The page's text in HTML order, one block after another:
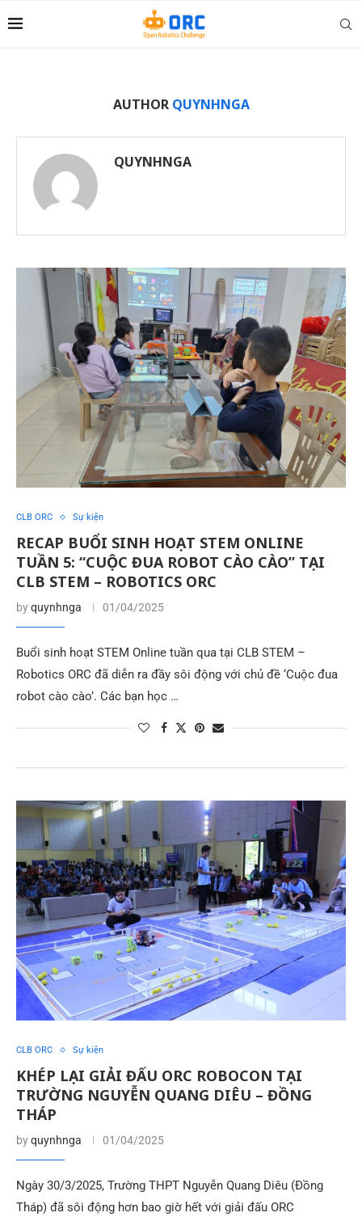
AUTHOR QUYNHNGA
QUYNHNGA
CLB ORC Sự kiện
RECAP BUỔI SINH HOẠT STEM ONLINE
TUẦN 5: “CUỘC ĐUA ROBOT CÀO CÀO” TẠI
CLB STEM – ROBOTICS ORC
byquynhnga 01/04/2025
Buổi sinh hoạt STEM Online tuần qua tại CLB STEM –
Robotics ORC đã diễn ra đầy sôi động với chủ đề ‘Cuộc đua
robot cào cào’. Các bạn học …
CLB ORC Sự kiện
KHÉP LẠI GIẢI ĐẤU ORC ROBOCON TẠI
TRƯỜNG NGUYỄN QUANG DIÊU – ĐỒNG
THÁP
byquynhnga 01/04/2025
Ngày 30/3/2025, Trường THPT Nguyễn Quang Diêu (Đồng
Tháp) đã sôi động hơn bao giờ hết với giải đấu ORC